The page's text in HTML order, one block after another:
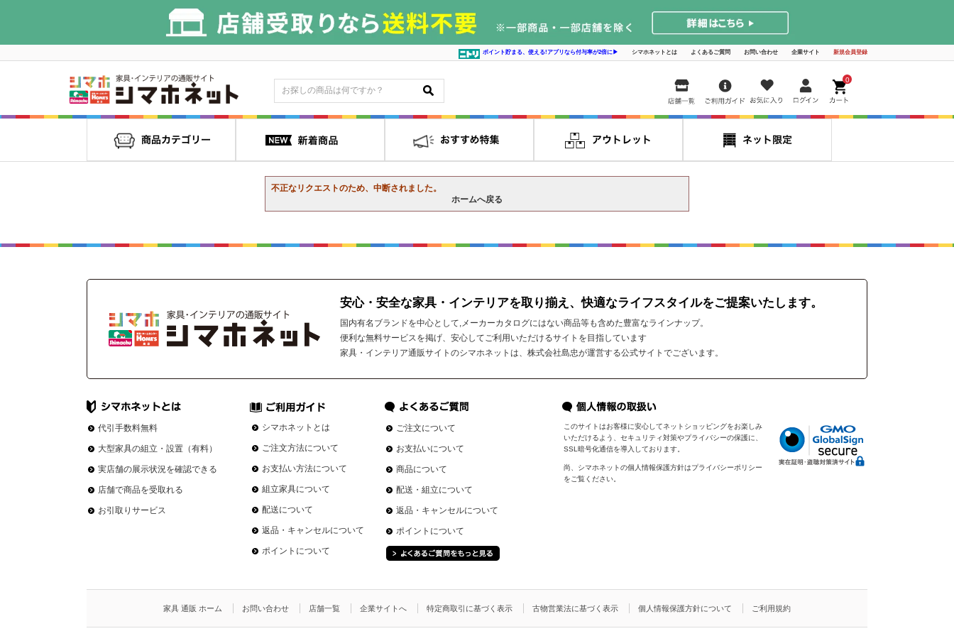
ポイント貯まる、使える!アプリなら付与率が2倍に▶ シマホネットとは よくあるご質問 お問い合わせ 企業サイト 新規会員登録
0
不正なリクエストのため、中断されました。
ホームへ戻る
安心・安全な家具・インテリアを取り揃え、快適なライフスタイルをご提案いたします。
国内有名ブランドを中心として,メーカーカタログにはない商品等も含めた豊富なラインナップ。
便利な無料サービスを掲げ、安心してご利用いただけるサイトを目指しています
家具・インテリア通販サイトのシマホネットは、株式会社島忠が運営する公式サイトでございます。
代引手数料無料
大型家具の組立・設置（有料）
実店舗の展示状況を確認できる
店舗で商品を受取れる
お引取りサービス
シマホネットとは
ご注文方法について
お支払い方法について
組立家具について
配送について
返品・キャンセルについて
ポイントについて
ご注文について
お支払いについて
商品について
配送・組立について
返品・キャンセルについて
ポイントについて
このサイトはお客様に安心してネットショッピングをお楽しみ
いただけるよう、セキュリティ対策やプライバシーの保護に、
SSL暗号化通信を導入しております。
尚、シマホネットの個人情報保護方針はプライバシーポリシー
をご覧ください。
家具 通販 ホーム お問い合わせ 店舗一覧 企業サイトへ 特定商取引に基づく表示 古物営業法に基づく表示 個人情報保護方針について ご利用規約